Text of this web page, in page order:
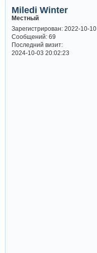
Miledi Winter
Местный
Зарегистрирован: 2022-10-10
Сообщений:69
Последний визит:
2024-10-03 20:02:23